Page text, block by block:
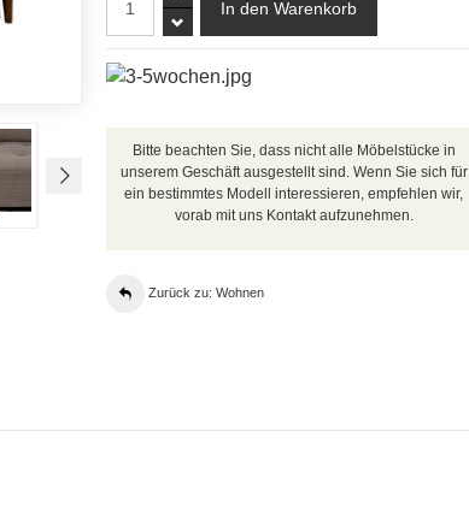
Bitte beachten Sie, dass nicht alle Möbelstücke in
unserem Geschäft ausgestellt sind. Wenn Sie sich für
ein bestimmtes Modell interessieren, empfehlen wir,
vorab mit uns Kontakt aufzunehmen.
Zurück zu: Wohnen